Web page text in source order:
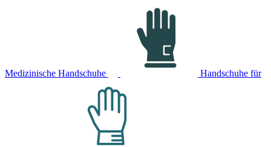
Medizinische Handschuhe Handschuhe für